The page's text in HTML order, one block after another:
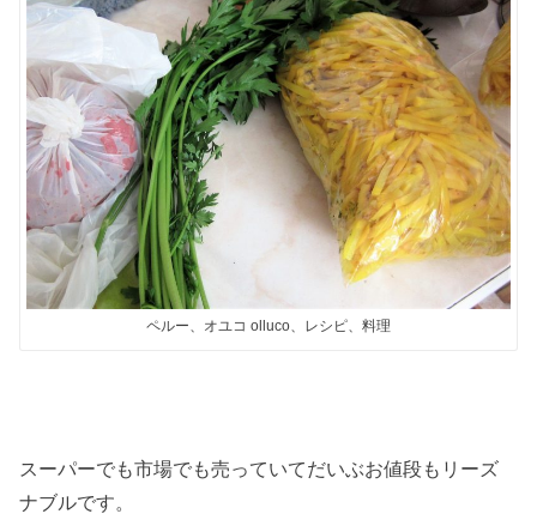
ペルー、オユコ olluco、レシピ、料理
スーパーでも市場でも売っていてだいぶお値段もリーズ
ナブルです。